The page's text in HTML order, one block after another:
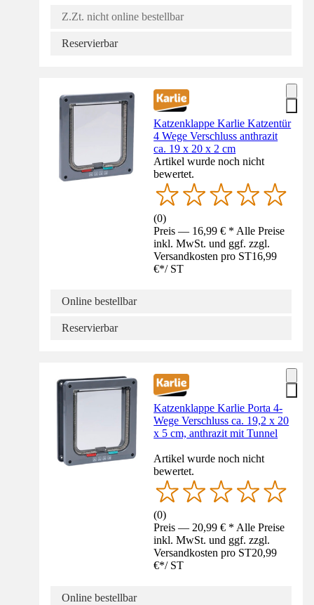
Z.Zt. nicht online bestellbar
Reservierbar
Katzenklappe Karlie Katzentür
4 Wege Verschluss anthrazit
ca. 19 x 20 x 2 cm
Artikel wurde noch nicht
bewertet.
(0)
Preis — 16,99 € * Alle Preise
inkl. MwSt. und ggf. zzgl.
Versandkosten pro ST16,99
€*/ ST
Online bestellbar
Reservierbar
Katzenklappe Karlie Porta 4-
Wege Verschluss ca. 19,2 x 20
x 5 cm, anthrazit mit Tunnel
Artikel wurde noch nicht
bewertet.
(0)
Preis — 20,99 € * Alle Preise
inkl. MwSt. und ggf. zzgl.
Versandkosten pro ST20,99
€*/ ST
Online bestellbar